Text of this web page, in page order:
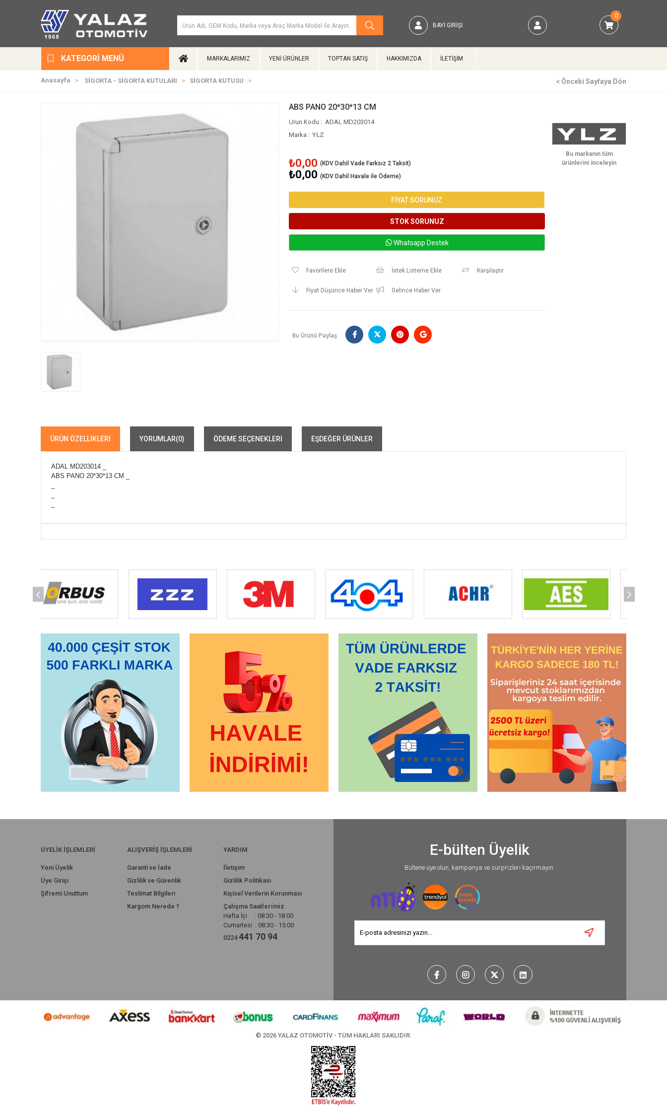
BAYI GIRIŞI
0
KATEGORI MENÜ MARKALARIMIZ YENİ ÜRÜNLER TOPTAN SATIŞ HAKKIMIZDA İLETİŞİM
Anasayfa SİGORTA - SİGORTA KUTULARI SİGORTA KUTUSU < Önceki Sayfaya Dön
ABS PANO 20*30*13 CM
ADAL MD203014
Marka : YLZ
₺0,00
₺0,00 (KDV Dahil Havale ile Ödeme)
FİYAT SORUNUZ
Whatsapp Destek
Favorilere Ekle İstek Listeme Ekle Karşılaştır
Fiyat Düşünce Haber Ver Gelince Haber Ver
Bu Ürünü Paylaş
ÜRÜN ÖZELLIKLERI YORUMLAR(0) ÖDEME SEÇENEKLERI EŞDEĞER ÜRÜNLER
ADAL MD203014 _
ABS PANO 20*30*13 CM _
ÜYELİK İŞLEMLERİ
Yeni Üyelik
Üye Girişi
Şifremi Unuttum
ALIŞVERİŞ İŞLEMLERİ
Garanti ve İade
Gizlilik ve Güvenlik
Teslimat Bilgileri
Kargom Nerede ?
YARDIM
İletişim
Gizlilik Politikası
Kişisel Verilerin Korunması
Çalışma Saatlerimiz
Hafta İçi : 08:30 - 18:00
Cumartesi : 08:30 - 15:00
0224441 70 94
E-bülten Üyelik
Bültene üye olun, kampanya ve sürprizleri kaçırmayın.
© 2026 YALAZ OTOMOTİV - TÜM HAKLARI SAKLIDIR.